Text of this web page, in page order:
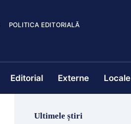
POLITICA EDITORIALĂ
Editorial Externe Locale
Ultimele știri